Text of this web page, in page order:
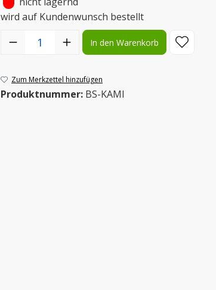
wird auf Kundenwunsch bestellt
Produkt Anzahl: Gib den gewünschten Wert ein
In den Warenkorb
Zum Merkzettel hinzufügen
Produktnummer: BS-KAMI